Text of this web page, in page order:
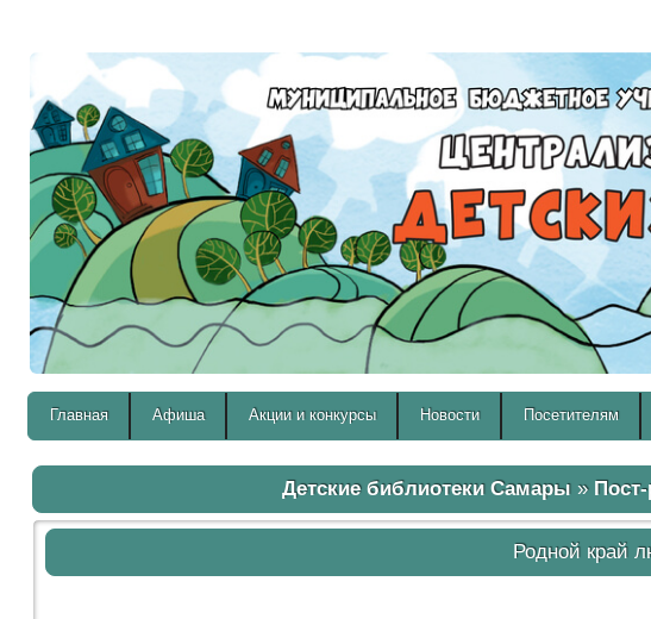
Главная Афиша Акции и конкурсы Новости Посетителям
Детские библиотеки Самары»
Родной край